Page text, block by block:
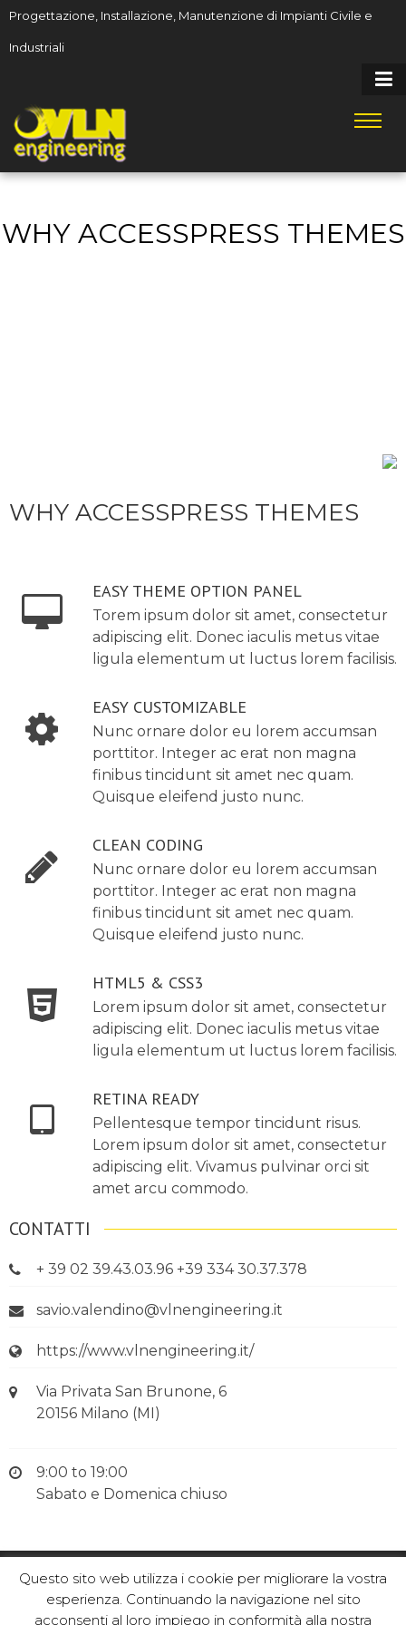
Progettazione, Installazione, Manutenzione di Impianti Civile e
Industriali
WHY ACCESSPRESS THEMES
WHY ACCESSPRESS THEMES
EASY THEME OPTION PANEL
Torem ipsum dolor sit amet, consectetur
adipiscing elit. Donec iaculis metus vitae
ligula elementum ut luctus lorem facilisis.
EASY CUSTOMIZABLE
Nunc ornare dolor eu lorem accumsan
porttitor. Integer ac erat non magna
finibus tincidunt sit amet nec quam.
Quisque eleifend justo nunc.
CLEAN CODING
Nunc ornare dolor eu lorem accumsan
porttitor. Integer ac erat non magna
finibus tincidunt sit amet nec quam.
Quisque eleifend justo nunc.
HTML5 & CSS3
Lorem ipsum dolor sit amet, consectetur
adipiscing elit. Donec iaculis metus vitae
ligula elementum ut luctus lorem facilisis.
RETINA READY
Pellentesque tempor tincidunt risus.
Lorem ipsum dolor sit amet, consectetur
adipiscing elit. Vivamus pulvinar orci sit
amet arcu commodo.
CONTATTI
+ 39 02 39.43.03.96 +39 334 30.37.378
savio.valendino@vlnengineering.it
https://www.vlnengineering.it/
Via Privata San Brunone, 6
20156 Milano (MI)
9:00 to 19:00
Sabato e Domenica chiuso
@2019 VLN ENGINEERING
Questo sito web utilizza i cookie per migliorare la vostra
esperienza. Continuando la navigazione nel sito
acconsenti al loro impiego in conformità alla nostra